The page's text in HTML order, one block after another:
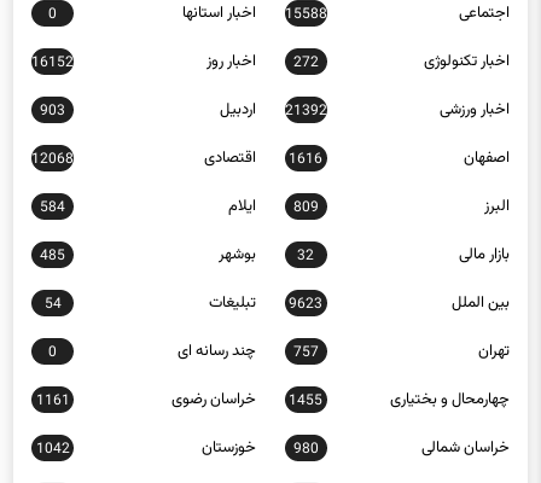
اجتماعی 15588 اخبار استانها 0
اخبار تکنولوژی 272 اخبار روز 16152
اخبار ورزشی 21392 اردبیل 903
اصفهان 1616 اقتصادی 12068
البرز 809 ایلام 584
بازار مالی 32 بوشهر 485
بین الملل 9623 تبلیغات 54
تهران 757 چند رسانه ای 0
چهارمحال و بختیاری 1455 خراسان رضوی 1161
خراسان شمالی 980 خوزستان 1042